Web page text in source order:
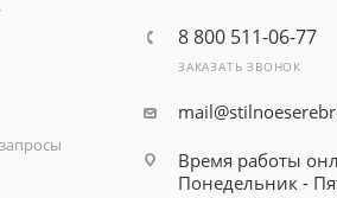
8 800 511-06-77
ЗАКАЗАТЬ ЗВОНОК
Время работы
Понедельник -